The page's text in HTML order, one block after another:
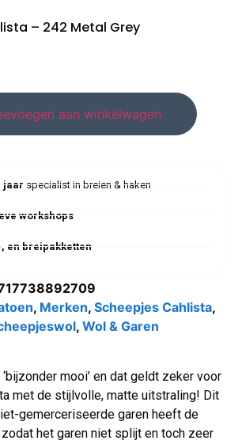
– 242 Metal Grey
aan winkelwagen
jaar specialist in breien & haken
workshops
en breipakketten
, Merken, Scheepjes Cahlista,
, Wol & Garen
mooi’ en dat geldt zeker voor
met de stijlvolle, matte uitstraling! Dit
gemerceriseerde garen heeft de
het garen niet splijt en toch zeer